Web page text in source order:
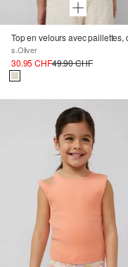
s.Oliver
30.95 CHF49.90 CHF